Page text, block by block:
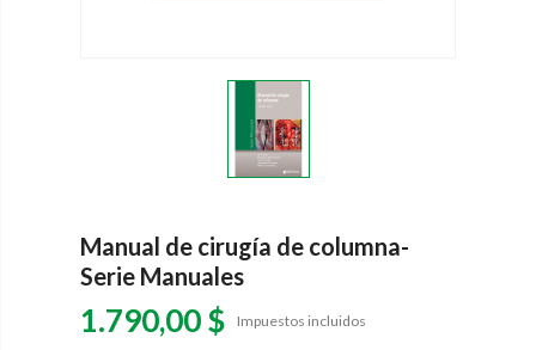
Manual de cirugía de columna-
Serie Manuales
1.790,00 $ Impuestos incluidos